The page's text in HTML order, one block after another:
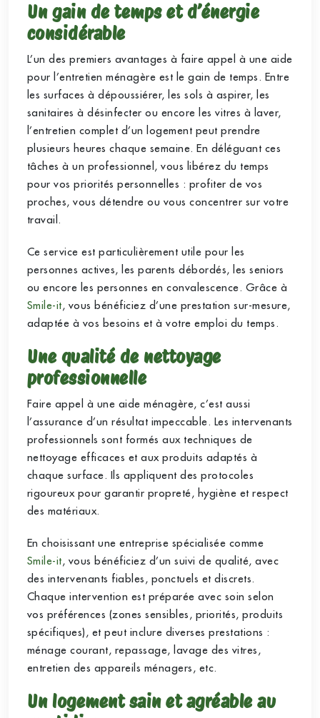
Un gain de temps et d’énergie
considérable
L’un des premiers avantages à faire appel à une aide
pour l’entretien ménagère est le gain de temps. Entre
les surfaces à dépoussiérer, les sols à aspirer, les
sanitaires à désinfecter ou encore les vitres à laver,
l’entretien complet d’un logement peut prendre
plusieurs heures chaque semaine. En déléguant ces
tâches à un professionnel, vous libérez du temps
pour vos priorités personnelles : profiter de vos
proches, vous détendre ou vous concentrer sur votre
travail.
Ce service est particulièrement utile pour les
personnes actives, les parents débordés, les seniors
ou encore les personnes en convalescence. Grâce à
Smile-it, vous bénéficiez d’une prestation sur-mesure,
adaptée à vos besoins et à votre emploi du temps.
Une qualité de nettoyage
professionnelle
Faire appel à une aide ménagère, c’est aussi
l’assurance d’un résultat impeccable. Les intervenants
professionnels sont formés aux techniques de
nettoyage efficaces et aux produits adaptés à
chaque surface. Ils appliquent des protocoles
rigoureux pour garantir propreté, hygiène et respect
des matériaux.
En choisissant une entreprise spécialisée comme
Smile-it, vous bénéficiez d’un suivi de qualité, avec
des intervenants fiables, ponctuels et discrets.
Chaque intervention est préparée avec soin selon
vos préférences (zones sensibles, priorités, produits
spécifiques), et peut inclure diverses prestations :
ménage courant, repassage, lavage des vitres,
entretien des appareils ménagers, etc.
Un logement sain et agréable au